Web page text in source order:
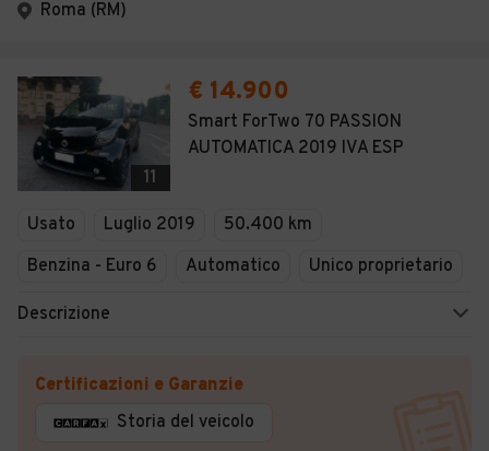
Roma (RM)
11
€ 14.900
Smart ForTwo 70 PASSION
AUTOMATICA 2019 IVA ESP
Usato Luglio 2019
50.400 km
Benzina - Euro 6
Automatico Unico proprietario
Descrizione
Certificazioni e Garanzie
Storia del veicolo